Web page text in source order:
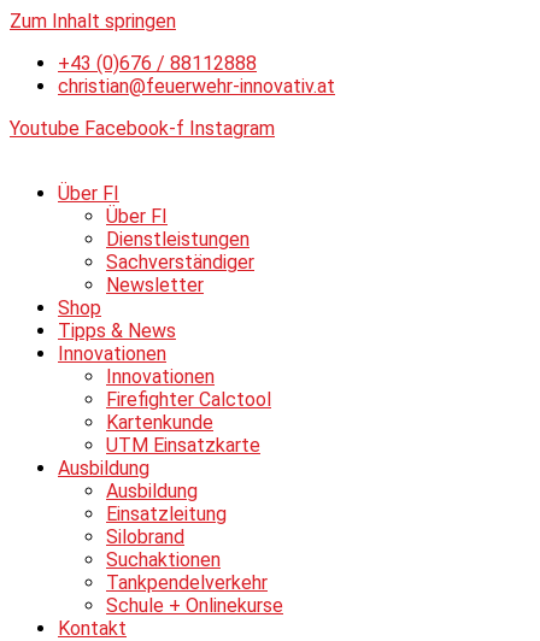
Zum Inhalt springen
+43 (0)676 / 88112888
christian@feuerwehr-innovativ.at
Youtube Facebook-f Instagram
Über FI
Über FI
Dienstleistungen
Sachverständiger
Newsletter
Shop
Tipps & News
Innovationen
Innovationen
Firefighter Calctool
Kartenkunde
UTM Einsatzkarte
Ausbildung
Ausbildung
Einsatzleitung
Silobrand
Suchaktionen
Tankpendelverkehr
Schule + Onlinekurse
Kontakt